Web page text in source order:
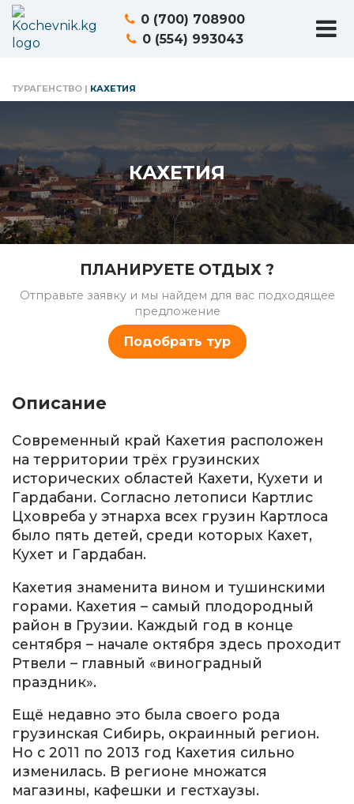
0 (700) 708900
0 (554) 993043
ТУРАГЕНСТВО | КАХЕТИЯ
КАХЕТИЯ
ПЛАНИРУЕТЕ ОТДЫХ ?
Отправьте заявку и мы найдем для вас подходящее
предложение
Подобрать тур
Описание
Современный край Кахетия расположен
на территории трёх грузинских
исторических областей Кахети, Кухети и
Гардабани. Согласно летописи Картлис
Цховреба у этнарха всех грузин Картлоса
было пять детей, среди которых Кахет,
Кухет и Гардабан.
Кахетия знаменита вином и тушинскими
горами. Кахетия – самый плодородный
район в Грузии. Каждый год в конце
сентября – начале октября здесь проходит
Ртвели – главный «виноградный
праздник».
Ещё недавно это была своего рода
грузинская Сибирь, окраинный регион.
Но с 2011 по 2013 год Кахетия сильно
изменилась. В регионе множатся
магазины, кафешки и гестхаузы.